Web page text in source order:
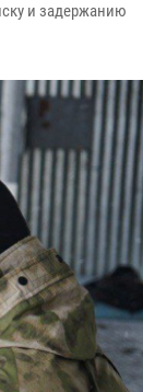
и задержанию